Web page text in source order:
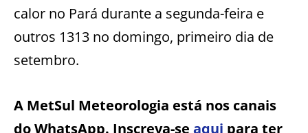
calor no Pará durante a segunda-feira e
outros 1313 no domingo, primeiro dia de
setembro.
A MetSul Meteorologia está nos canais
do WhatsApp. Inscreva-se aqui para ter